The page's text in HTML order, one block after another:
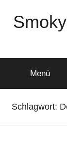
Inhalt
Menü
Schlagwort: